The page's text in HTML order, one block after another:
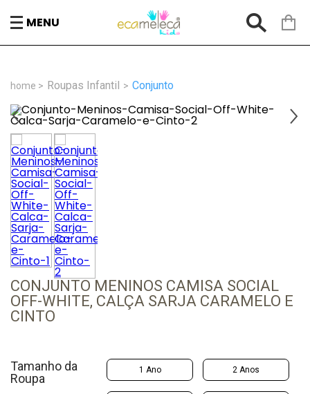
MENU
Roupas Infantil Conjunto
CONJUNTO MENINOS CAMISA SOCIAL
OFF-WHITE, CALÇA SARJA CARAMELO E
CINTO
Tamanho da
Roupa
1 Ano 2 Anos